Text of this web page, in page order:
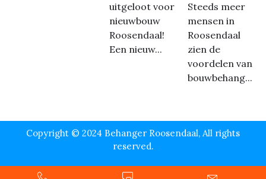
uitgeloot voor
nieuwbouw
Roosendaal!
Een nieuw...
Steeds meer
mensen in
Roosendaal
zien de
voordelen van
bouwbehang...
Copyright © 2024 Behanger Roosendaal, All rights
reserved.